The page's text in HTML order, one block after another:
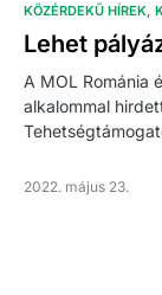
KÖZÉRDEKŰ HÍREK
Lehet
A MOL Románia
alkalommal
2022. május 23.